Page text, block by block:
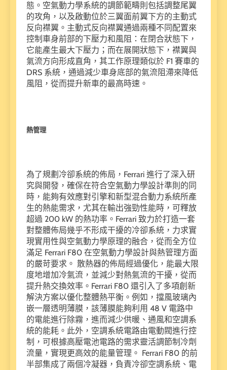
態。空氣動力學系統的調節範疇則包括調整尾翼
的攻角，以及啟動位於三翼面前翼下方的主動式
反向襟翼。主動式反向襟翼通過兩種不同配置來
控制車身前部的下壓力和風阻：在閉合狀態下，
它能產生最大下壓力；而在展開狀態下，襟翼與
氣流方向形成直角，其工作原理類似於 F1 賽車的
DRS 系統，通過減少車身底部的氣流阻滯來降低
風阻，從而提升新車的最高時速。
熱管理
為了規劃冷卻系統的佈局，Ferrari 進行了深入研
究與開發，確保在符合空氣動力學設計準則的同
時，能夠有效應對引擎和新型混合動力系統所產
生的熱能需求，尤其在輸出強勁性能時，可釋放
超過 200 kW 的熱功率。Ferrari 致力於打造一套
對整體佈局幾乎不形成干擾的冷卻系統，力求實
現實用性與空氣動力學原理的融合，從而全方位
滿足 Ferrari F80 在空氣動力學設計與熱管理方面
的嚴苛要求。 散熱器的佈局經過優化，能最大限
度地增加冷氣流，並減少對熱氣流的干擾，從而
提升熱交換效率。Ferrari F80 還引入了多項創新
解決方案以優化整體熱平衡。例如，擋風玻璃內
嵌一層透明薄膜，該薄膜能夠利用 48 V 電路中
的電能進行除霧，進而減少供暖、通風和空調系
統的能耗。此外，空調系統電路由電動閥進行控
制，可根據高壓電池電路的需求靈活調節制冷劑
流量，實現更高效的能量管理。 Ferrari F80 的前
半部集成了兩個冷凝器，負責冷卻空調系統、電